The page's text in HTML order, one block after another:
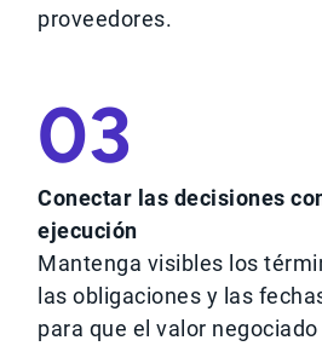
proveedores.
03
Conectar las decisiones
ejecución
Mantenga visibles los
las obligaciones y las
para que el valor